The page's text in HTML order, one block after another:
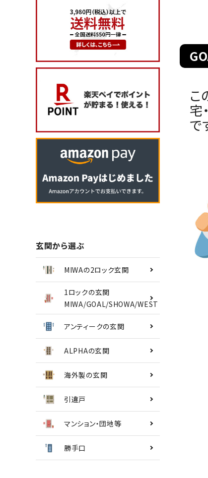
ドアノブの交換
レバーハンドル錠の交換
レバーハンドルのみ交換
暗証番号錠
INFORMATION
ACCOUNT MENU
ようこそ ゲスト 様
person 会員登録
玄関から選ぶ
MIWAの2ロック玄関
1ロックの玄関
MIWA/GOAL/SHOWA/WEST
アンティークの玄関
ALPHAの玄関
海外製の玄関
引違戸
マンション・団地等
勝手口
こ
宅
で